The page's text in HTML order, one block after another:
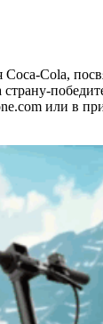
Coca-Cola,
или в